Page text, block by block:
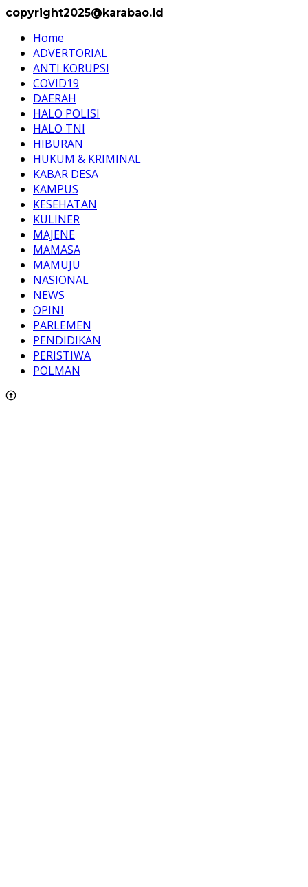
copyright2025@karabao.id
Home
ADVERTORIAL
ANTI KORUPSI
COVID19
DAERAH
HALO POLISI
HALO TNI
HIBURAN
HUKUM & KRIMINAL
KABAR DESA
KAMPUS
KESEHATAN
KULINER
MAJENE
MAMASA
MAMUJU
NASIONAL
NEWS
OPINI
PARLEMEN
PENDIDIKAN
PERISTIWA
POLMAN